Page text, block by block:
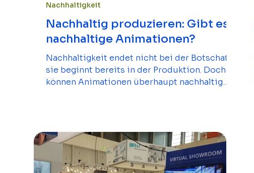
Nachhaltig produzieren: Gibt es
nachhaltige Animationen?
Nachhaltigkeit endet nicht bei der Botschaft,
sie beginnt bereits in der Produktion. Doch
können Animationen überhaupt nachhaltig
Nachhaltigkeit